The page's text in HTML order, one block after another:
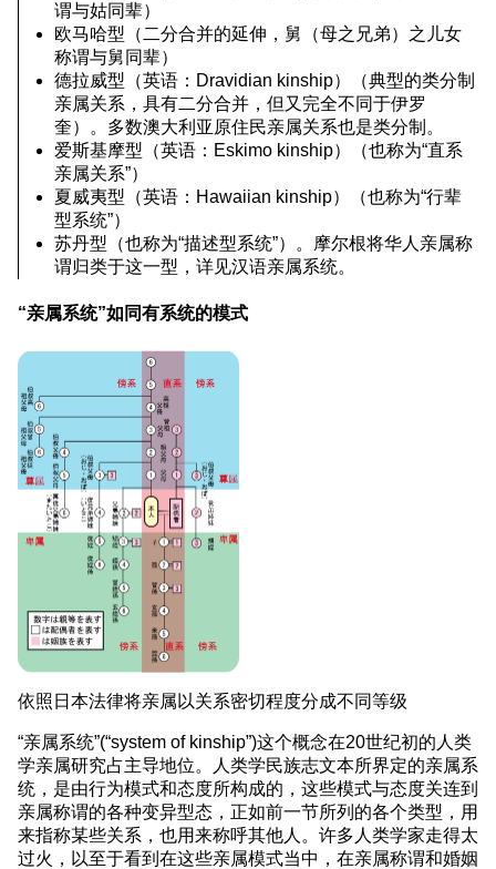
谓与姑同辈）
欧马哈型（二分合并的延伸，舅（母之兄弟）之儿女
称谓与舅同辈）
德拉威型（英语：Dravidian kinship）（典型的类分制
亲属关系，具有二分合并，但又完全不同于伊罗
奎）。多数澳大利亚原住民亲属关系也是类分制。
爱斯基摩型（英语：Eskimo kinship）（也称为“直系
亲属关系”）
夏威夷型（英语：Hawaiian kinship）（也称为“行辈
型系统”）
苏丹型（也称为“描述型系统”）。摩尔根将华人亲属称
谓归类于这一型，详见汉语亲属系统。
“亲属系统”如同有系统的模式
依照日本法律将亲属以关系密切程度分成不同等级
“亲属系统”(“system of kinship”)这个概念在20世纪初的人类
学亲属研究占主导地位。人类学民族志文本所界定的亲属系
统，是由行为模式和态度所构成的，这些模式与态度关连到
亲属称谓的各种变异型态，正如前一节所列的各个类型，用
来指称某些关系，也用来称呼其他人。许多人类学家走得太
过火，以至于看到在这些亲属模式当中，在亲属称谓和婚姻